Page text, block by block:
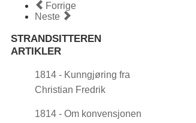
Forrige
Neste
STRANDSITTEREN
ARTIKLER
1814 - Kunngjøring fra
Christian Fredrik
1814 - Om konvensjonen